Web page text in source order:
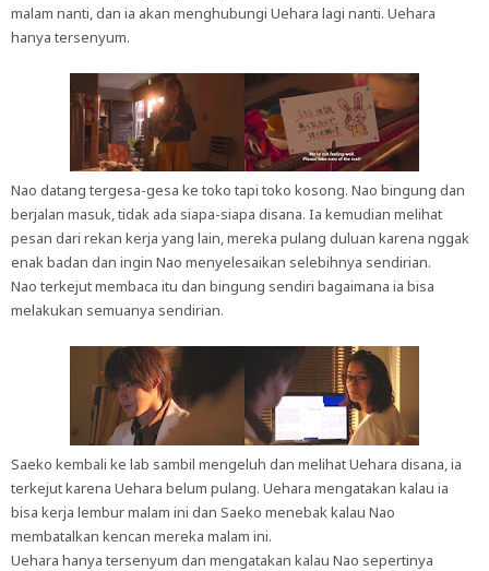
malam nanti, dan ia akan menghubungi Uehara lagi nanti. Uehara
hanya tersenyum.
Nao datang tergesa-gesa ke toko tapi toko kosong. Nao bingung dan
berjalan masuk, tidak ada siapa-siapa disana. Ia kemudian melihat
pesan dari rekan kerja yang lain, mereka pulang duluan karena nggak
enak badan dan ingin Nao menyelesaikan selebihnya sendirian.
Nao terkejut membaca itu dan bingung sendiri bagaimana ia bisa
melakukan semuanya sendirian.
Saeko kembali ke lab sambil mengeluh dan melihat Uehara disana, ia
terkejut karena Uehara belum pulang. Uehara mengatakan kalau ia
bisa kerja lembur malam ini dan Saeko menebak kalau Nao
membatalkan kencan mereka malam ini.
Uehara hanya tersenyum dan mengatakan kalau Nao sepertinya